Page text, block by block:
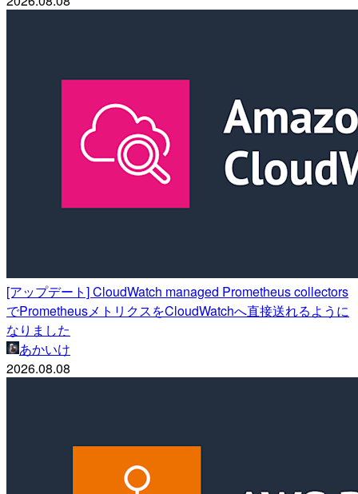
[アップデート] CloudWatch managed Prometheus collectors
でPrometheusメトリクスをCloudWatchへ直接送れるように
なりました
あかいけ
2026.08.08